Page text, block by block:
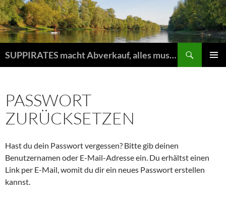
Zum
Inhalt
springen
SUPPIRATES macht Abverkauf, alles muss raus
PASSWORT
ZURÜCKSETZEN
Hast du dein Passwort vergessen? Bitte gib deinen
Benutzernamen oder E-Mail-Adresse ein. Du erhältst einen
Link per E-Mail, womit du dir ein neues Passwort erstellen
kannst.